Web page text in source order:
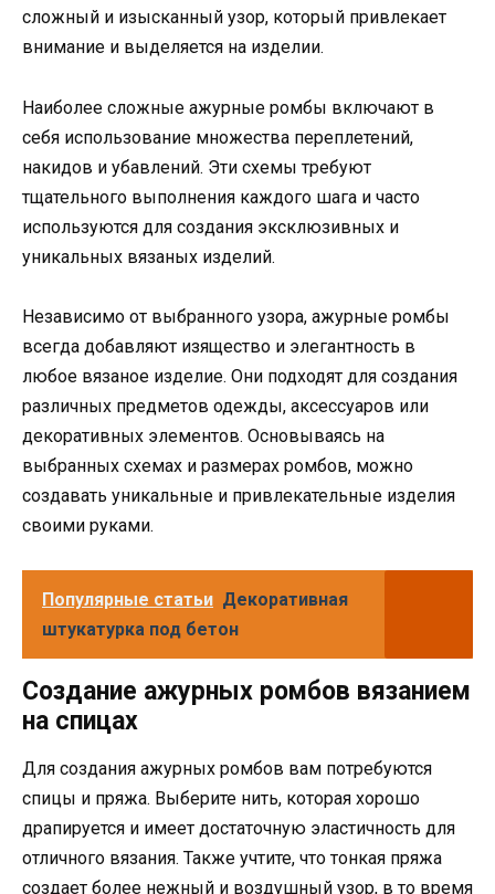
сложный и изысканный узор, который привлекает
внимание и выделяется на изделии.
Наиболее сложные ажурные ромбы включают в
себя использование множества переплетений,
накидов и убавлений. Эти схемы требуют
тщательного выполнения каждого шага и часто
используются для создания эксклюзивных и
уникальных вязаных изделий.
Независимо от выбранного узора, ажурные ромбы
всегда добавляют изящество и элегантность в
любое вязаное изделие. Они подходят для создания
различных предметов одежды, аксессуаров или
декоративных элементов. Основываясь на
выбранных схемах и размерах ромбов, можно
создавать уникальные и привлекательные изделия
своими руками.
Популярные статьи Декоративная
штукатурка под бетон
Создание ажурных ромбов вязанием
на спицах
Для создания ажурных ромбов вам потребуются
спицы и пряжа. Выберите нить, которая хорошо
драпируется и имеет достаточную эластичность для
отличного вязания. Также учтите, что тонкая пряжа
создает более нежный и воздушный узор, в то время